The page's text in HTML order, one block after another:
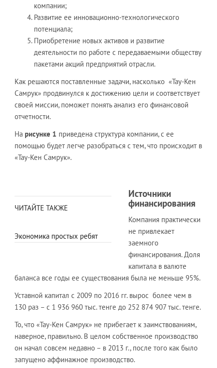
компании;
Развитие ее инновационно-технологического
потенциала;
Приобретение новых активов и развитие
деятельности по работе с передаваемыми обществу
пакетами акций предприятий отрасли.
Как решаются поставленные задачи, насколько «Тау-Кен
Самрук» продвинулся к достижению цели и соответствует
своей миссии, поможет понять анализ его финансовой
отчетности.
На рисунке 1 приведена структура компании, с ее
помощью будет легче разобраться с тем, что происходит в
«Тау-Кен Самрук».
ЧИТАЙТЕ ТАКЖЕ
Экономика простых ребят
Источники
финансирования
Компания практически
не привлекает
заемного
финансирования. Доля
капитала в валюте
баланса все годы ее существования была не меньше 95%.
Уставной капитал с 2009 по 2016 гг. вырос более чем в
130 раз – с 1 936 960 тыс. тенге до 252 874 907 тыс. тенге.
То, что «Тау-Кен Самрук» не прибегает к заимствованиям,
наверное, правильно. В целом собственное производство
он начал совсем недавно – в 2013 г., после того как было
запущено аффинажное производство.